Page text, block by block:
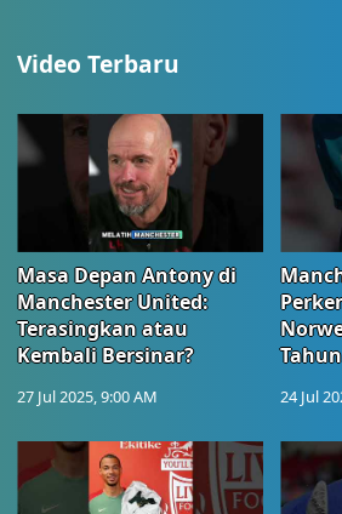
Video Terbaru
Masa Depan Antony di
Manchester United:
Terasingkan atau
Kembali Bersinar?
27 Jul 2025, 9:00 AM
Tahun
24 Jul